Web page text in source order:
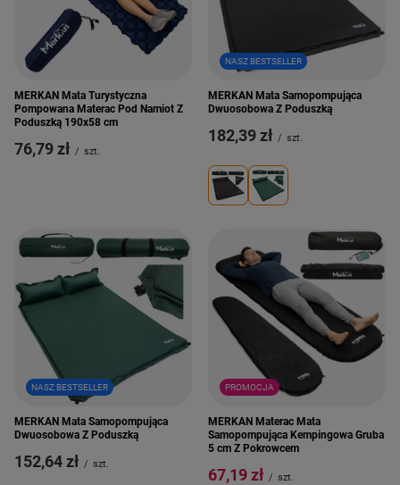
MERKAN Mata Turystyczna
Pompowana Materac Pod Namiot Z
Poduszką 190x58 cm
76,79 zł / szt.
NASZ BESTSELLER
MERKAN Mata Samopompująca
Dwuosobowa Z Poduszką
182,39 zł / szt.
NASZ BESTSELLER
MERKAN Mata Samopompująca
Dwuosobowa Z Poduszką
152,64 zł / szt.
PROMOCJA
MERKAN Materac Mata
Samopompująca Kempingowa Gruba
5 cm Z Pokrowcem
67,19 zł / szt.